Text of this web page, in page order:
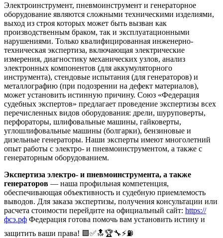
Электроинструмент, пневмоинструмент и генераторное
оборудование являются сложными техническими изделиями,
выход из строя которых может быть вызван как
производственным браком, так и эксплуатационными
нарушениями. Только квалифицированная инженерно-
техническая экспертиза, включающая электрические
измерения, диагностику механических узлов, анализ
электронных компонентов (для аккумуляторного
инструмента), стендовые испытания (для генераторов) и
металлографию (при подозрении на дефект материалов),
может установить истинную причину. Союз «Федерация
судебных экспертов» предлагает проведение экспертизы всех
перечисленных видов оборудования: дрели, шуруповерты,
перфораторы, шлифовальные машины, гайковерты,
углошлифовальные машины (болгарки), бензиновые и
дизельные генераторы. Наши эксперты имеют многолетний
опыт работы с электро- и пневмоинструментом, а также с
генераторным оборудованием.
Экспертиза электро- и пневмоинструмента, а также
генераторов — наша профильная компетенция,
обеспечивающая объективность и судебную приемлемость
выводов. Для заказа экспертизы, получения консультации или
расчета стоимости перейдите на официальный сайт: https://
фсэ.рф Федерация готова помочь вам установить истину и
защитить ваши права! 🟩✅🔝🏆🔧⚡⛽